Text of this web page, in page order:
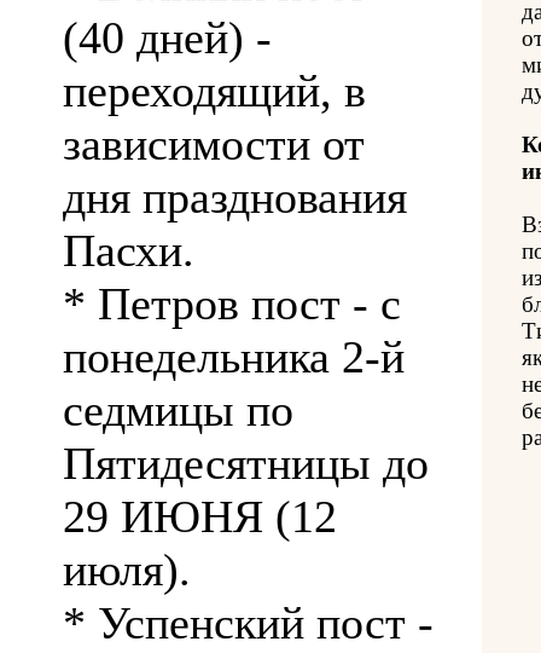
(40 дней) -
переходящий, в
зависимости от
дня празднования
Пасхи.
* Петров пост - с
понедельника 2-й
седмицы по
Пятидесятницы до
29 ИЮНЯ (12
июля).
* Успенский пост -